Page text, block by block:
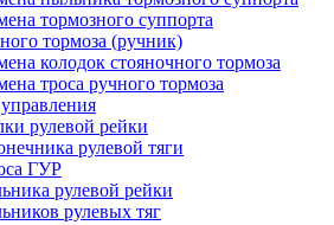
тормозного суппорта
тормоза (ручник)
колодок стояночного тормоза
троса ручного тормоза
рулевой рейки
рулевой тяги
ГУР
рулевой рейки
рулевых тяг